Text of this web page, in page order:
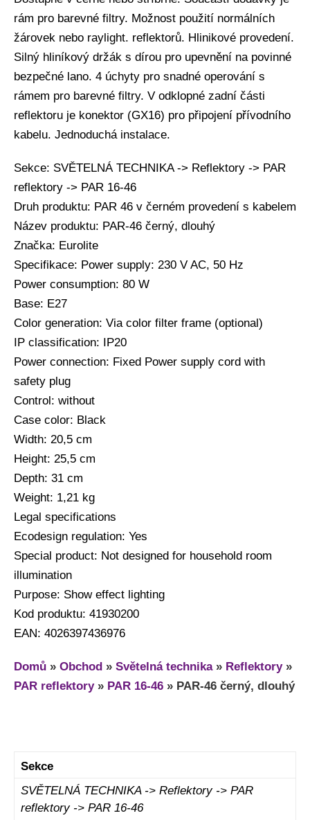
rám pro barevné filtry. Možnost použití normálních
žárovek nebo raylight. reflektorů. Hlinikové provedení.
Silný hliníkový držák s dírou pro upevnění na povinné
bezpečné lano. 4 úchyty pro snadné operování s
rámem pro barevné filtry. V odklopné zadní části
reflektoru je konektor (GX16) pro připojení přívodního
kabelu. Jednoduchá instalace.
Sekce: SVĚTELNÁ TECHNIKA -> Reflektory -> PAR
reflektory -> PAR 16-46
Druh produktu: PAR 46 v černém provedení s kabelem
Název produktu: PAR-46 černý, dlouhý
Značka: Eurolite
Specifikace: Power supply: 230 V AC, 50 Hz
Power consumption: 80 W
Base: E27
Color generation: Via color filter frame (optional)
IP classification: IP20
Power connection: Fixed Power supply cord with
safety plug
Control: without
Case color: Black
Width: 20,5 cm
Height: 25,5 cm
Depth: 31 cm
Weight: 1,21 kg
Legal specifications
Ecodesign regulation: Yes
Special product: Not designed for household room
illumination
Purpose: Show effect lighting
Kod produktu: 41930200
EAN: 4026397436976
Domů » Obchod » Světelná technika» Reflektory»
PAR reflektory» PAR 16-46 » PAR-46 černý, dlouhý
Sekce
SVĚTELNÁ TECHNIKA -> Reflektory -> PAR
reflektory -> PAR 16-46